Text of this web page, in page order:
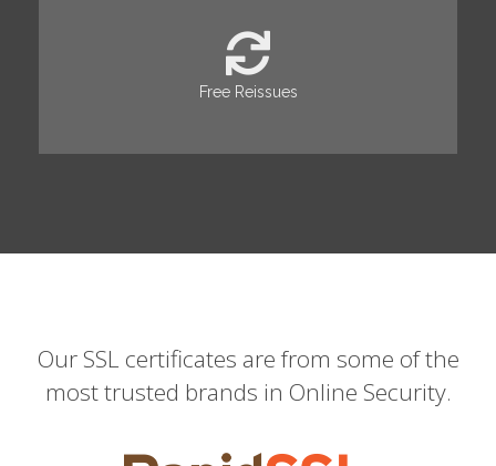
Free Reissues
Our SSL certificates are from some of the
most trusted brands in Online Security.